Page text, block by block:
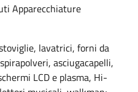
Apparecchiature
lavatrici, forni da
asciugacapelli,
LCD e plasma, Hi-